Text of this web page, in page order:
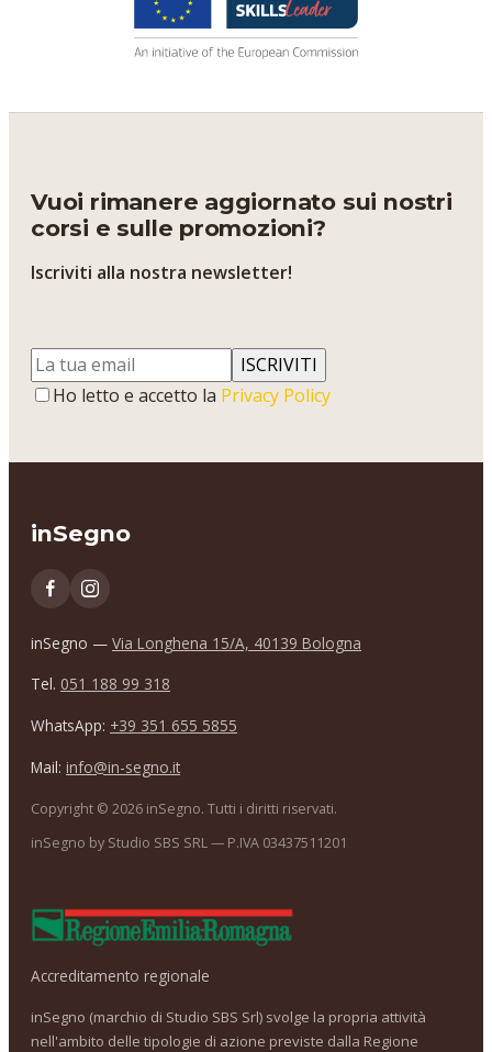
Vuoi rimanere aggiornato sui nostri
corsi e sulle promozioni?
Iscriviti alla nostra newsletter!
ISCRIVITI
Ho letto e accetto la Privacy Policy
inSegno
inSegno — Via Longhena 15/A, 40139 Bologna
Tel. 051 188 99 318
WhatsApp: +39 351 655 5855
Mail: info@in-segno.it
Copyright © 2026 inSegno. Tutti i diritti riservati.
inSegno by Studio SBS SRL — P.IVA 03437511201
Accreditamento regionale
inSegno (marchio di Studio SBS Srl) svolge la propria attività
nell'ambito delle tipologie di azione previste dalla Regione